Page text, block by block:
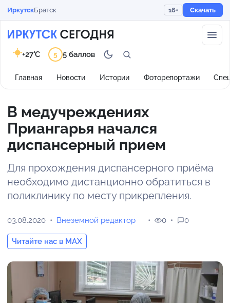
ИркутскБратск 16+ Скачать
Главная Новости Истории Фоторепортажи
+27°C 5 5 баллов
В медучреждениях
Приангарья начался
диспансерный прием
Для прохождения диспансерного приёма
необходимо дистанционно обратиться в
поликлинику по месту прикрепления.
03.08.2020 Внеземной редактор
Читайте нас в MAX
0 0